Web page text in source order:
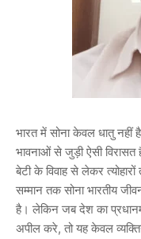
भारत में सोना केवल धातु नहीं
भावनाओं से जुड़ी ऐसी विरासत
बेटी के विवाह से लेकर
सम्मान तक सोना भारतीय
है। लेकिन जब देश का
अपील करे, तो यह केवल